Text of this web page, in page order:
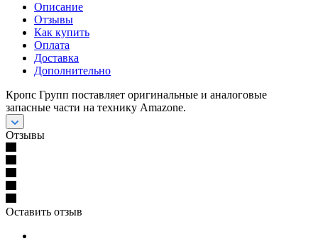
Описание
Отзывы
Как купить
Оплата
Доставка
Дополнительно
Кропс Групп поставляет оригинальные и аналоговые
запасные части на технику Amazone.
Отзывы
Оставить отзыв